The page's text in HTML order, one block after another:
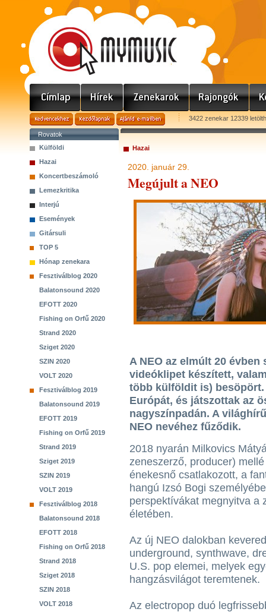
3422 zenekar 12339
Rovatok
Külföldi
Hazai
Koncertbeszámoló
Lemezkritika
Interjú
Események
Gitársuli
TOP 5
Hónap zenekara
Fesztiválblog 2020
Balatonsound 2020
EFOTT 2020
Fishing on Orfű 2020
Strand 2020
Sziget 2020
SZIN 2020
VOLT 2020
Fesztiválblog 2019
Balatonsound 2019
EFOTT 2019
Fishing on Orfű 2019
Strand 2019
Sziget 2019
SZIN 2019
VOLT 2019
Fesztiválblog 2018
Balatonsound 2018
EFOTT 2018
Fishing on Orfű 2018
Strand 2018
Sziget 2018
SZIN 2018
VOLT 2018
Hazai
2020. január 29.
Megújult a NEO
A NEO az elmúlt 20
videóklipet készített,
több külföldit is)
Európát, és játszottak az
nagyszínpadán. A
NEO nevéhez fűződik.
2018 nyarán Milkovics
zeneszerző, producer)
énekesnő csatlakozott, a
hangú Izsó Bogi
perspektívákat megnyitva a
életében.
Az új NEO dalokban
underground, synthwave,
U.S. pop elemei, melyek
hangzásvilágot teremtenek.
Az electropop duó